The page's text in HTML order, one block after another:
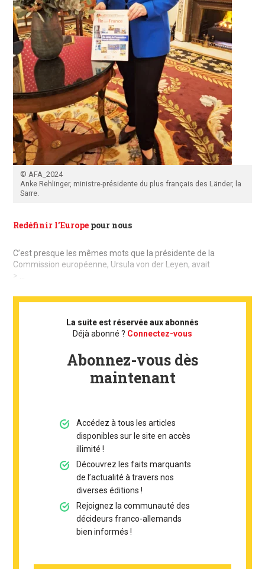
© AFA_2024
Anke Rehlinger, ministre-présidente du plus français des Länder, la
Sarre.
Redéfinir l’Europe pour nous
C’est presque les mêmes mots que la présidente de la
Commission européenne, Ursula von der Leyen, avait
> ...
La suite est réservée aux abonnés
Déjà abonné ? Connectez-vous
Abonnez-vous dès
maintenant
Accédez à tous les articles
disponibles sur le site en accès
illimité !
Découvrez les faits marquants
de l’actualité à travers nos
diverses éditions !
Rejoignez la communauté des
décideurs franco-allemands
bien informés !